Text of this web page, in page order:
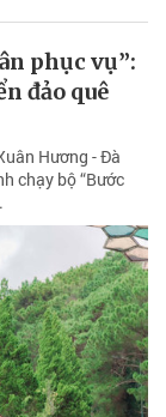
phục vụ”:
đảo quê
Hương - Đà
chạy bộ “Bước